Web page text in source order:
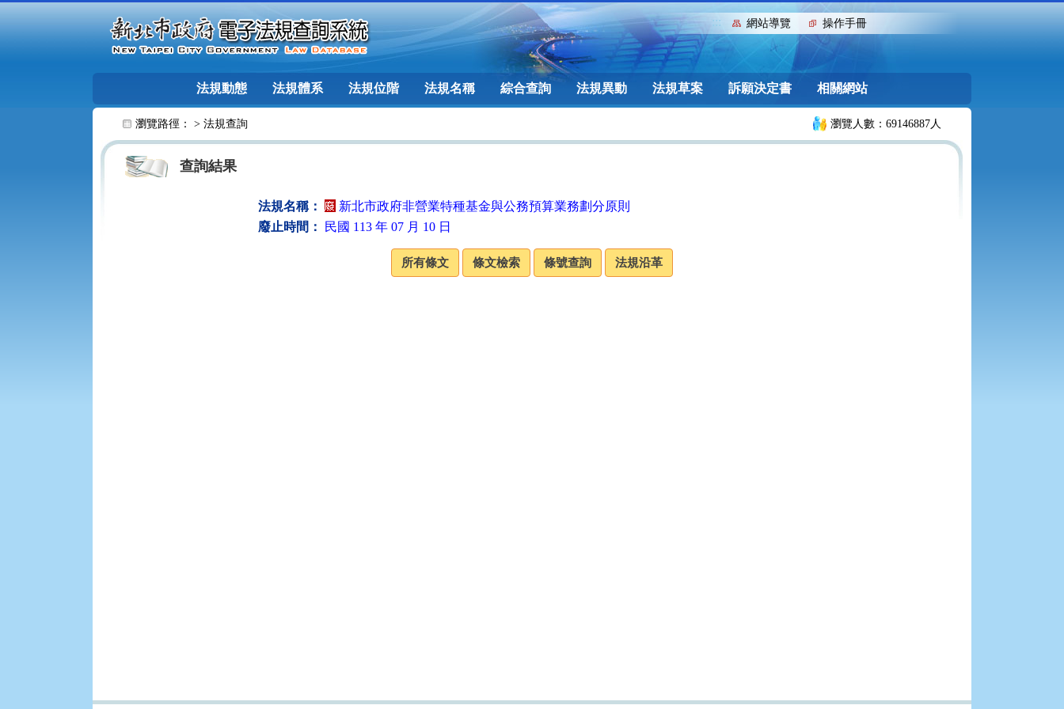
::: 網站導覽 操作手冊
法規動態 法規體系 法規位階 法規名稱 綜合查詢 法規異動 法規草案 訴願決定書 相關網站
瀏覽路徑： > 法規查詢 瀏覽人數：69146887人
查詢結果
法規名稱：
新北市政府非營業特種基金與公務預算業務劃分原則
廢止時間：
民國 113 年 07 月 10 日